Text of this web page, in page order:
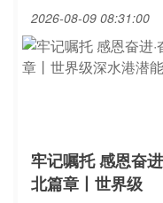
2026-08-09 08:31:00
牢记嘱托 感恩奋
北篇章丨世界级